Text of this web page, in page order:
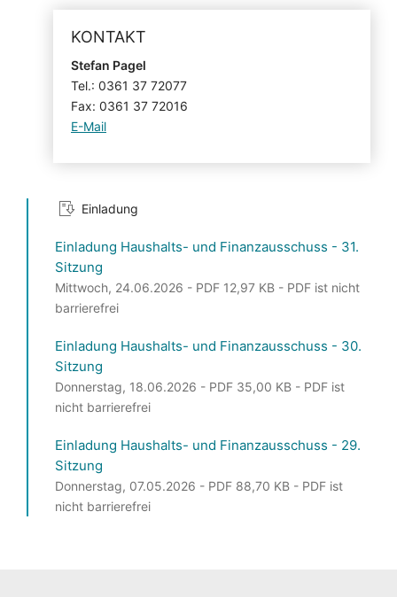
KONTAKT
Stefan Pagel
Tel.: 0361 37 72077
Fax: 0361 37 72016
E-Mail
Einladung
Einladung Haushalts- und Finanzausschuss - 31.
Sitzung
Mittwoch, 24.06.2026 - PDF 12,97 KB - PDF ist nicht
barrierefrei
Einladung Haushalts- und Finanzausschuss - 30.
Sitzung
Donnerstag, 18.06.2026 - PDF 35,00 KB - PDF ist
nicht barrierefrei
Einladung Haushalts- und Finanzausschuss - 29.
Sitzung
Donnerstag, 07.05.2026 - PDF 88,70 KB - PDF ist
nicht barrierefrei